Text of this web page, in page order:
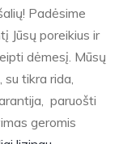
Padėsime
Jūsų poreikius ir
dėmesį. Mūsų
tikra rida,
paruošti
geromis